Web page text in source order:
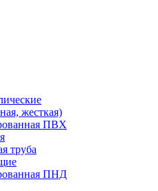
жесткая)
ПВХ
труба
ПНД